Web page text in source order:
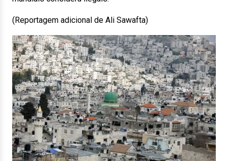
(Reportagem adicional de Ali Sawafta)